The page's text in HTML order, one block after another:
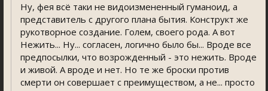
Ну, фея всё таки не видоизмененный гуманоид, а
представитель с другого плана бытия. Конструкт же
рукотворное создание. Голем, своего рода. А вот
Нежить... Ну... согласен, логично было бы... Вроде все
предпосылки, что возрожденный - это нежить. Вроде
и живой. А вроде и нет. Но те же броски против
смерти он совершает с преимуществом, а не... просто